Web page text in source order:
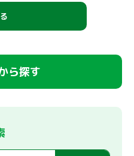
ら探す